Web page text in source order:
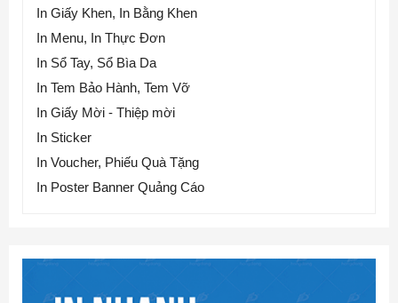
In Giấy Khen, In Bằng Khen
In Menu, In Thực Đơn
In Sổ Tay, Sổ Bìa Da
In Tem Bảo Hành, Tem Vỡ
In Giấy Mời - Thiệp mời
In Sticker
In Voucher, Phiếu Quà Tặng
In Poster Banner Quảng Cáo